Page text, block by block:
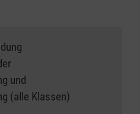
und
(alle Klassen)